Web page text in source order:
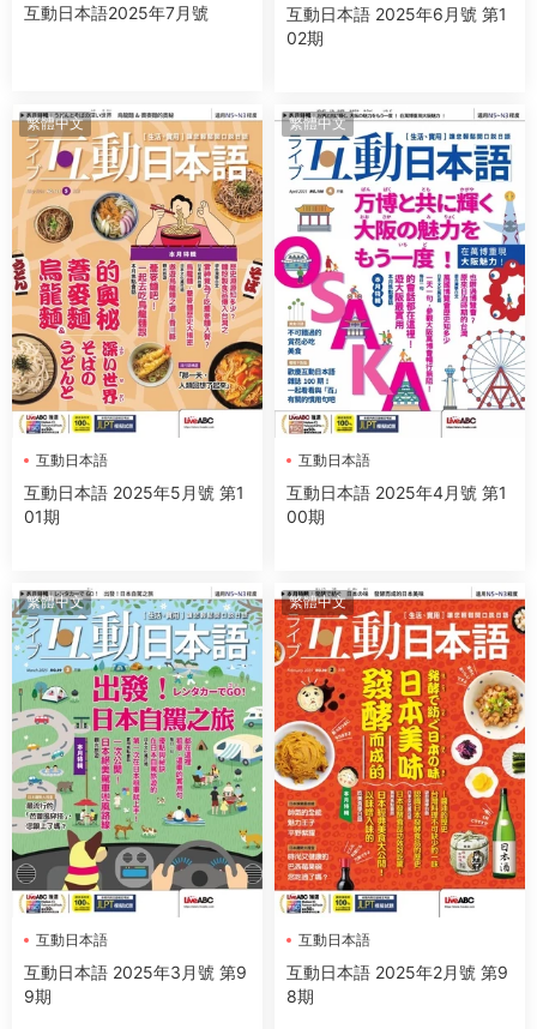
互動日本語2025年7月號
互動日本語 2025年6月號 第1
02期
繁體中文
互動日本語
互動日本語 2025年5月號 第1
01期
繁體中文
互動日本語
互動日本語 2025年4月號 第1
00期
繁體中文
互動日本語
互動日本語 2025年3月號 第9
9期
繁體中文
互動日本語
互動日本語 2025年2月號 第9
8期